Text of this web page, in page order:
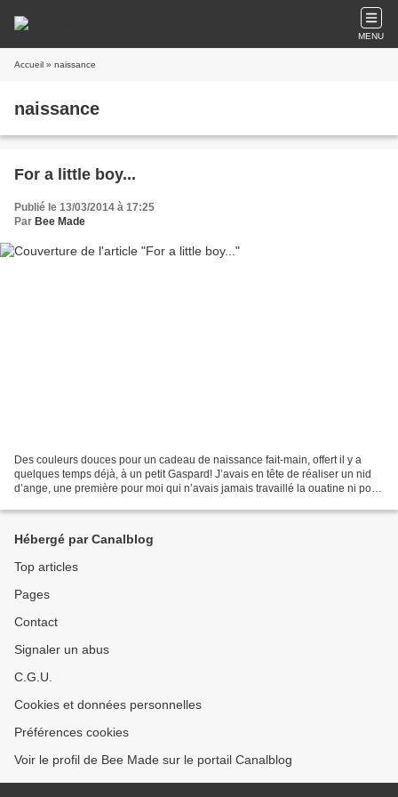
MENU
Accueil » naissance
naissance
For a little boy...
Publié le 13/03/2014 à 17:25
Par Bee Made
Des couleurs douces pour un cadeau de naissance fait-main, offert il y a
quelques temps déjà, à un petit Gaspard! J’avais en tête de réaliser un nid
d’ange, une première pour moi qui n’avais jamais travaillé la ouatine ni posé
Hébergé par Canalblog
Top articles
Pages
Contact
Signaler un abus
C.G.U.
Cookies et données personnelles
Préférences cookies
Voir le profil de Bee Made sur le portail Canalblog